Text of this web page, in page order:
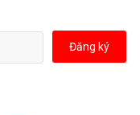
Đăng ký